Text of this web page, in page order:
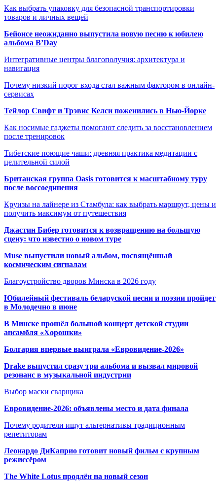
Как выбрать упаковку для безопасной транспортировки
товаров и личных вещей
Бейонсе неожиданно выпустила новую песню к юбилею
альбома B’Day
Интегративные центры благополучия: архитектура и
навигация
Почему низкий порог входа стал важным фактором в онлайн-
сервисах
Тейлор Свифт и Трэвис Келси поженились в Нью-Йорке
Как носимые гаджеты помогают следить за восстановлением
после тренировок
Тибетские поющие чаши: древняя практика медитации с
целительной силой
Британская группа Oasis готовится к масштабному туру
после воссоединения
Круизы на лайнере из Стамбула: как выбрать маршрут, цены и
получить максимум от путешествия
Джастин Бибер готовится к возвращению на большую
сцену: что известно о новом туре
Muse выпустили новый альбом, посвящённый
космическим сигналам
Благоустройство дворов Минска в 2026 году
Юбилейный фестиваль беларуской песни и поэзии пройдет
в Молодечно в июне
В Минске прошёл большой концерт детской студии
ансамбля «Хорошки»
Болгария впервые выиграла «Евровидение-2026»
Drake выпустил сразу три альбома и вызвал мировой
резонанс в музыкальной индустрии
Выбор маски сварщика
Евровидение-2026: объявлены место и дата финала
Почему родители ищут альтернативы традиционным
репетиторам
Леонардо ДиКаприо готовит новый фильм с крупным
режиссёром
The White Lotus продлён на новый сезон